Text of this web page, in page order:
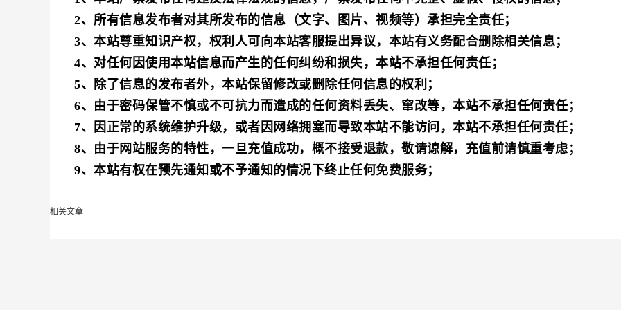
2、所有信息发布者对其所发布的信息（文字、图片、视频等）承担完全责任；
3、本站尊重知识产权，权利人可向本站客服提出异议，本站有义务配合删除相关信息；
4、对任何因使用本站信息而产生的任何纠纷和损失，本站不承担任何责任；
5、除了信息的发布者外，本站保留修改或删除任何信息的权利；
6、由于密码保管不慎或不可抗力而造成的任何资料丢失、窜改等，本站不承担任何责任；
7、因正常的系统维护升级，或者因网络拥塞而导致本站不能访问，本站不承担任何责任；
8、由于网站服务的特性，一旦充值成功，概不接受退款，敬请谅解，充值前请慎重考虑；
9、本站有权在预先通知或不予通知的情况下终止任何免费服务；
相关文章